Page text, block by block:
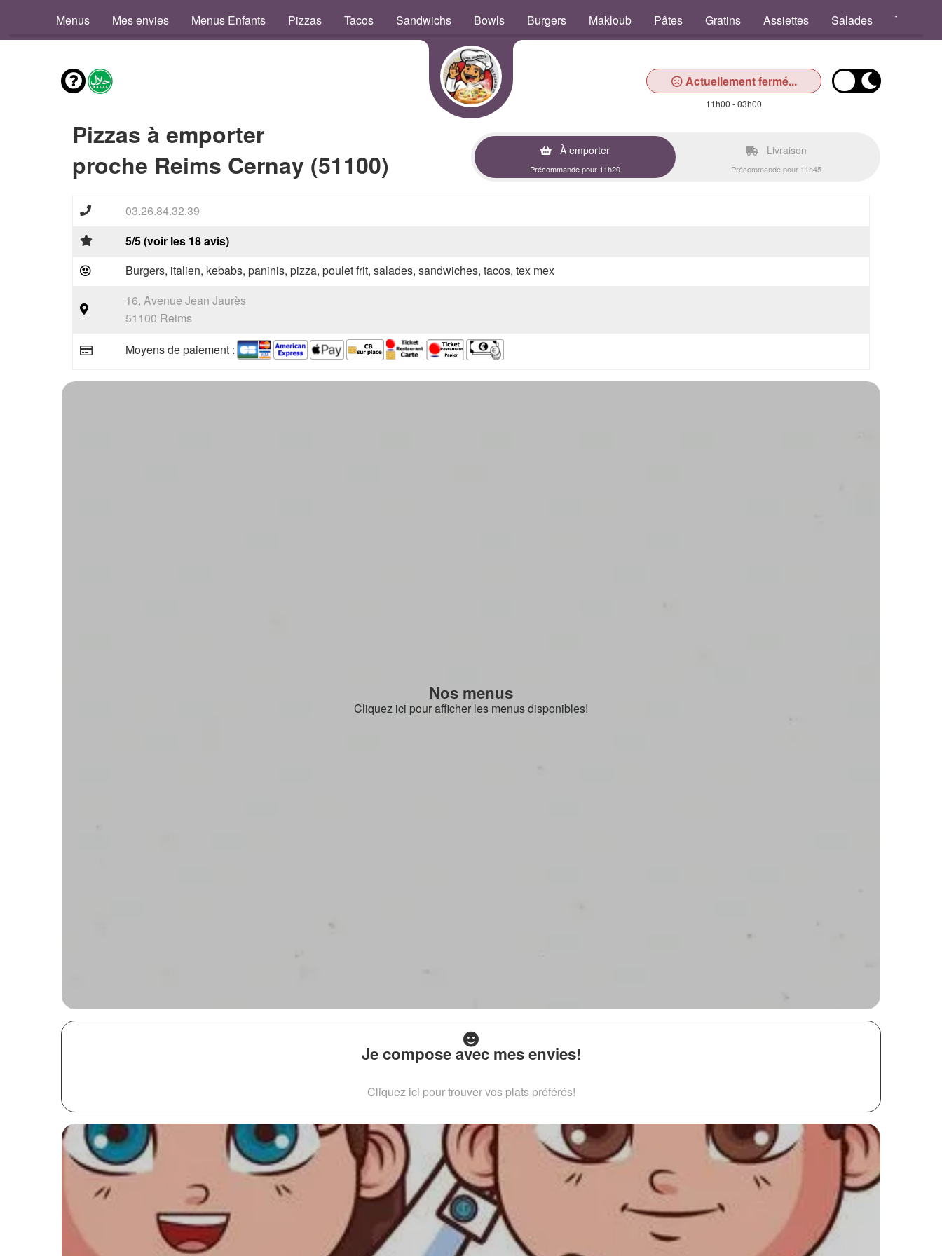
Menus Mes envies Menus Enfants Pizzas Tacos Sandwichs Bowls Burgers Makloub Pâtes Gratins Assiettes Salades Tex Mex
Actuellement fermé...
11h00 - 03h00
Pizzas à emporter
proche Reims Cernay (51100)
À emporter
Précommande pour 11h20
Livraison
Précommande pour 11h45
03.26.84.32.39
5/5 (voir les 18 avis)
Burgers, italien, kebabs, paninis, pizza, poulet frit, salades, sandwiches, tacos, tex mex
16, Avenue Jean Jaurès
51100 Reims
Moyens de paiement :
Nos menus
Cliquez ici pour afficher les menus disponibles!
Je compose avec mes envies!
Cliquez ici pour trouver vos plats préférés!